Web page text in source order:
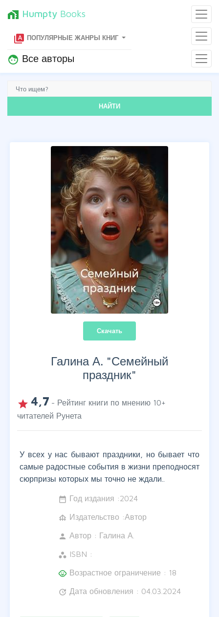
home_work Humpty Books
type_specimen ПОПУЛЯРНЫЕ ЖАНРЫ КНИГ
face Все авторы
НАЙТИ
Скачать
Галина А. "Семейный
праздник"
grade 4,7 - Рейтинг книги по мнению 10+
читателей Рунета
У всех у нас бывают праздники, но бывает что
самые радостные события в жизни преподносят
сюрпризы которых мы точно не ждали..
date_range Год издания :2024
foundation Издательство :Автор
person Автор : Галина А.
workspaces ISBN :
child_care Возрастное ограничение : 18
update Дата обновления : 04.03.2024